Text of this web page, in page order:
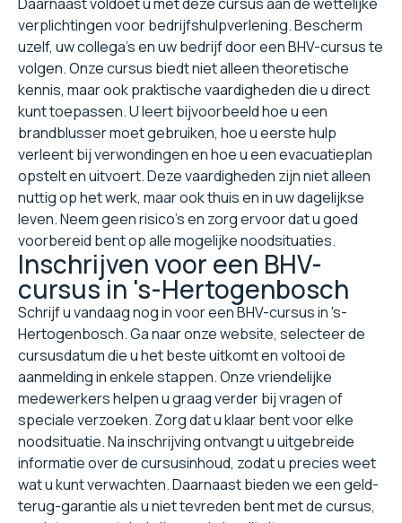
verplichtingen voor bedrijfshulpverlening. Bescherm
uzelf, uw collega's en uw bedrijf door een BHV-cursus te
volgen. Onze cursus biedt niet alleen theoretische
kennis, maar ook praktische vaardigheden die u direct
kunt toepassen. U leert bijvoorbeeld hoe u een
brandblusser moet gebruiken, hoe u eerste hulp
verleent bij verwondingen en hoe u een evacuatieplan
opstelt en uitvoert. Deze vaardigheden zijn niet alleen
nuttig op het werk, maar ook thuis en in uw dagelijkse
leven. Neem geen risico's en zorg ervoor dat u goed
voorbereid bent op alle mogelijke noodsituaties.
Inschrijven voor een BHV-
cursus in 's-Hertogenbosch
Schrijf u vandaag nog in voor een BHV-cursus in 's-
Hertogenbosch. Ga naar onze website, selecteer de
cursusdatum die u het beste uitkomt en voltooi de
aanmelding in enkele stappen. Onze vriendelijke
medewerkers helpen u graag verder bij vragen of
speciale verzoeken. Zorg dat u klaar bent voor elke
noodsituatie. Na inschrijving ontvangt u uitgebreide
informatie over de cursusinhoud, zodat u precies weet
wat u kunt verwachten. Daarnaast bieden we een geld-
terug-garantie als u niet tevreden bent met de cursus,